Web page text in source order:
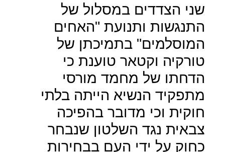
שני הצדדים במסלול של
התנגשות ותנועת "האחים
המוסלמים" בתמיכתן של
טורקיה וקטאר טוענת כי
הדחתו של מחמד מורסי
מתפקיד הנשיא הייתה בלתי
חוקית וכי מדובר בהפיכה
צבאית נגד השלטון שנבחר
כחוק על ידי העם בבחירות